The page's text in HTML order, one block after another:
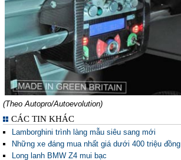
(Theo Autopro/Autoevolution)
CÁC TIN KHÁC
Lamborghini trình làng mẫu siêu sang mới
Những xe đáng mua nhất giá dưới 400 triệu đồng
Long lanh BMW Z4 mui bạc